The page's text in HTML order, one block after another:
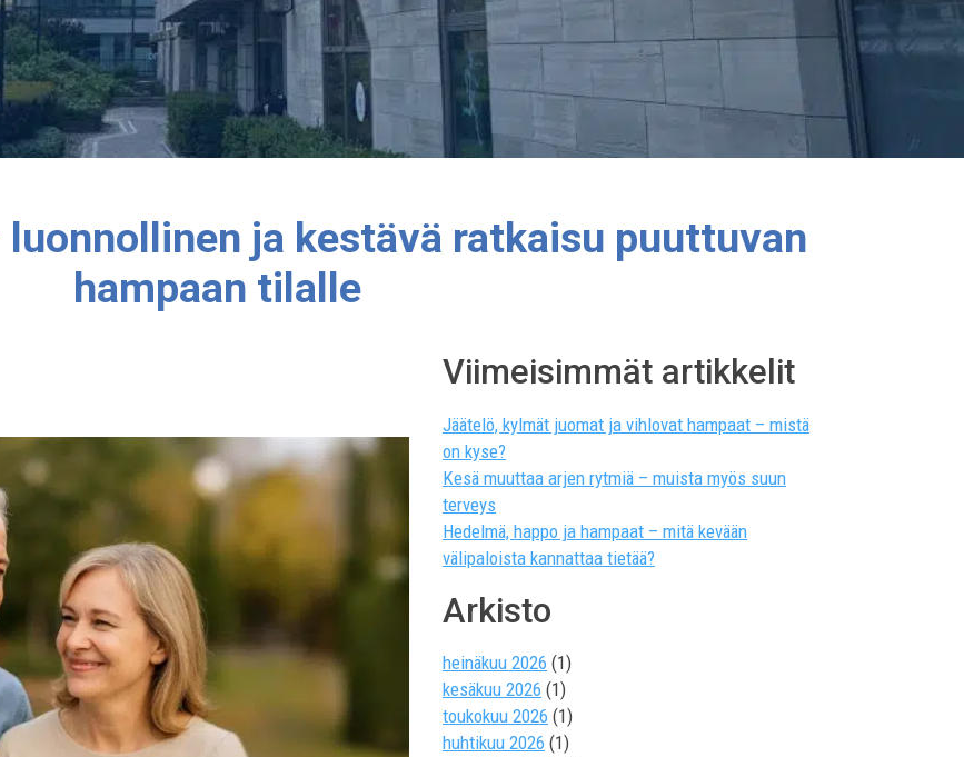
ja kestävä ratkaisu puuttuvan
hampaan tilalle
Viimeisimmät artikkelit
Jäätelö, kylmät juomat ja vihlovat hampaat – mistä
on kyse?
Kesä muuttaa arjen rytmiä – muista myös suun
terveys
Hedelmä, happo ja hampaat – mitä kevään
välipaloista kannattaa tietää?
Arkisto
heinäkuu 2026 (1)
kesäkuu 2026 (1)
toukokuu 2026 (1)
huhtikuu 2026 (1)